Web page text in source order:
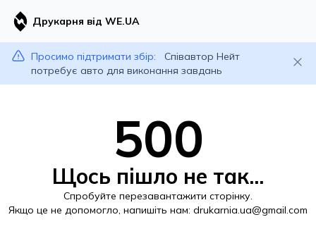
Друкарня від WE.UA
Просимо підтримати збір:
Співавтор Нейт
потребує авто для виконання завдань
500
Щось пішло не так...
Спробуйте перезавантажити сторінку.
Якщо це не допомогло, напишіть нам: drukarnia.ua@gmail.com